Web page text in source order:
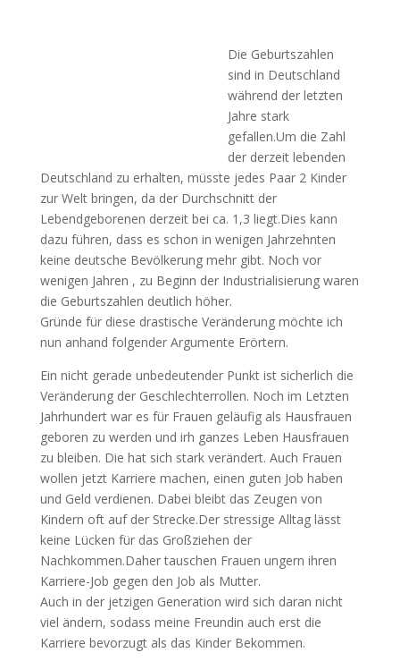
Die Geburtszahlen
sind in Deutschland
während der letzten
Jahre stark
gefallen.Um die Zahl
der derzeit lebenden
Deutschland zu erhalten, müsste jedes Paar 2 Kinder
zur Welt bringen, da der Durchschnitt der
Lebendgeborenen derzeit bei ca. 1,3 liegt.Dies kann
dazu führen, dass es schon in wenigen Jahrzehnten
keine deutsche Bevölkerung mehr gibt. Noch vor
wenigen Jahren , zu Beginn der Industrialisierung waren
die Geburtszahlen deutlich höher.
Gründe für diese drastische Veränderung möchte ich
nun anhand folgender Argumente Erörtern.
Ein nicht gerade unbedeutender Punkt ist sicherlich die
Veränderung der Geschlechterrollen. Noch im Letzten
Jahrhundert war es für Frauen geläufig als Hausfrauen
geboren zu werden und irh ganzes Leben Hausfrauen
zu bleiben. Die hat sich stark verändert. Auch Frauen
wollen jetzt Karriere machen, einen guten Job haben
und Geld verdienen. Dabei bleibt das Zeugen von
Kindern oft auf der Strecke.Der stressige Alltag lässt
keine Lücken für das Großziehen der
Nachkommen.Daher tauschen Frauen ungern ihren
Karriere-Job gegen den Job als Mutter.
Auch in der jetzigen Generation wird sich daran nicht
viel ändern, sodass meine Freundin auch erst die
Karriere bevorzugt als das Kinder Bekommen.